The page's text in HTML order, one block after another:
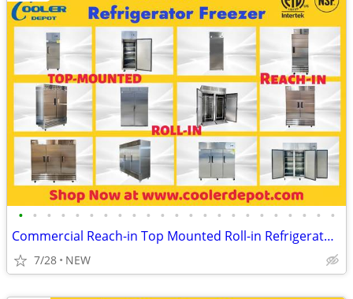
• • • • • • • • • • • • • • • • • • • • • • •
Commercial Reach-in Top Mounted Roll-in Refrigerator Freezer
7/28 NEW